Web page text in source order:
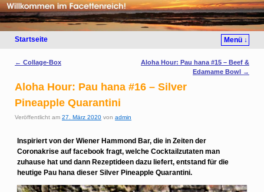
Startseite Menü ↓
Artikelnavigation
← Collage-Box
Aloha Hour: Pau hana #15 – Beef &
Edamame Bowl →
Aloha Hour: Pau hana #16 – Silver
Pineapple Quarantini
Veröffentlicht am 27. März 2020 von admin
Inspiriert von der Wiener Hammond Bar, die in Zeiten der
Coronakrise auf facebook fragt, welche Cocktailzutaten man
zuhause hat und dann Rezeptideen dazu liefert, entstand für die
heutige Pau hana dieser Silver Pineapple Quarantini.